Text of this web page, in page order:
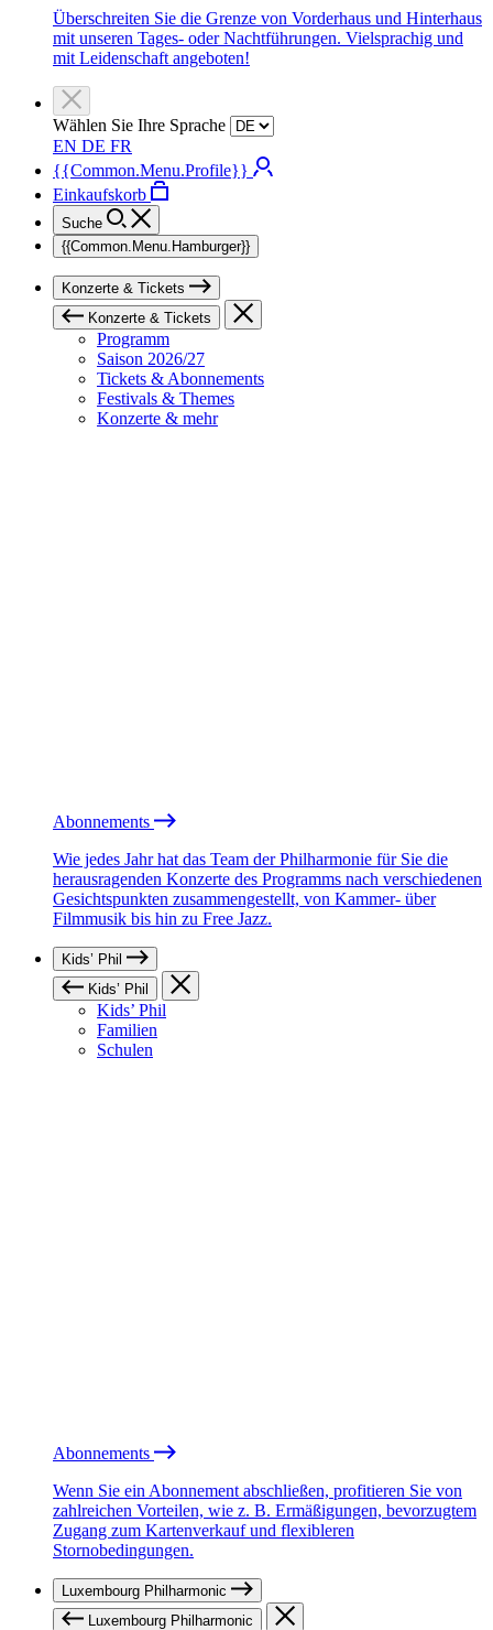
Überschreiten Sie die Grenze von Vorderhaus und Hinterhaus
mit unseren Tages- oder Nachtführungen. Vielsprachig und
mit Leidenschaft angeboten!
Wählen Sie Ihre Sprache
EN DE FR
{{Common.Menu.Profile}}
Einkaufskorb
Suche
{{Common.Menu.Hamburger}}
Konzerte & Tickets
Konzerte & Tickets
Programm
Saison 2026/27
Tickets & Abonnements
Festivals & Themes
Konzerte & mehr
Abonnements
Wie jedes Jahr hat das Team der Philharmonie für Sie die
herausragenden Konzerte des Programms nach verschiedenen
Gesichtspunkten zusammengestellt, von Kammer- über
Filmmusik bis hin zu Free Jazz.
Kids’ Phil
Kids’ Phil
Kids’ Phil
Familien
Schulen
Abonnements
Wenn Sie ein Abonnement abschließen, profitieren Sie von
zahlreichen Vorteilen, wie z. B. Ermäßigungen, bevorzugtem
Zugang zum Kartenverkauf und flexibleren
Stornobedingungen.
Luxembourg Philharmonic
Luxembourg Philharmonic